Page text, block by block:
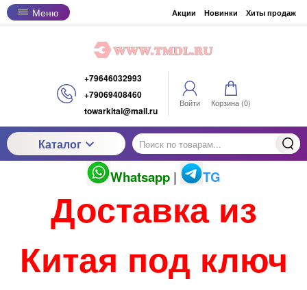
Меню Акции Новинки Хиты продаж
+79646032993
+79069408460
towarkitai@mail.ru
Войти Корзина (0)
Каталог
Whatsapp | TG
Доставка из
Китая под ключ